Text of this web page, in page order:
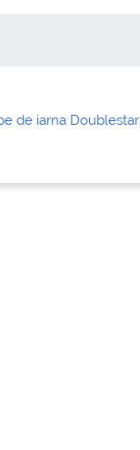
de iarna Doublestar